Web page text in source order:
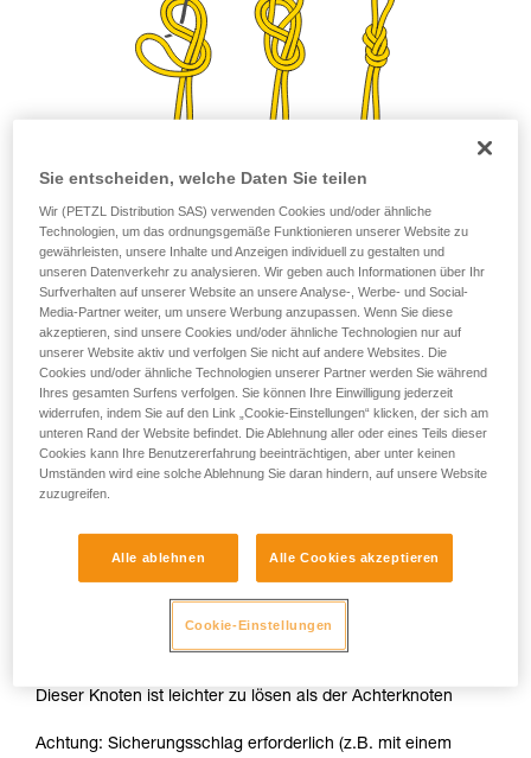
Einfacher Verbindungsknoten
Zum Verbinden von zwei Seilen
Bulinknoten mit Sicherungsschlag
Dieser Knoten ist leichter zu lösen als der Achterknoten
Achtung: Sicherungsschlag erforderlich (z.B. mit einem
Sie entscheiden, welche Daten Sie teilen
Wir (PETZL Distribution SAS) verwenden Cookies und/oder ähnliche
Technologien, um das ordnungsgemäße Funktionieren unserer Website zu
gewährleisten, unsere Inhalte und Anzeigen individuell zu gestalten und
unseren Datenverkehr zu analysieren. Wir geben auch Informationen über Ihr
Surfverhalten auf unserer Website an unsere Analyse-, Werbe- und Social-
Media-Partner weiter, um unsere Werbung anzupassen. Wenn Sie diese
akzeptieren, sind unsere Cookies und/oder ähnliche Technologien nur auf
unserer Website aktiv und verfolgen Sie nicht auf andere Websites. Die
Cookies und/oder ähnliche Technologien unserer Partner werden Sie während
Ihres gesamten Surfens verfolgen. Sie können Ihre Einwilligung jederzeit
widerrufen, indem Sie auf den Link „Cookie-Einstellungen“ klicken, der sich am
unteren Rand der Website befindet. Die Ablehnung aller oder eines Teils dieser
Cookies kann Ihre Benutzererfahrung beeinträchtigen, aber unter keinen
Umständen wird eine solche Ablehnung Sie daran hindern, auf unsere Website
zuzugreifen.
Alle ablehnen Alle Cookies akzeptieren
Cookie-Einstellungen